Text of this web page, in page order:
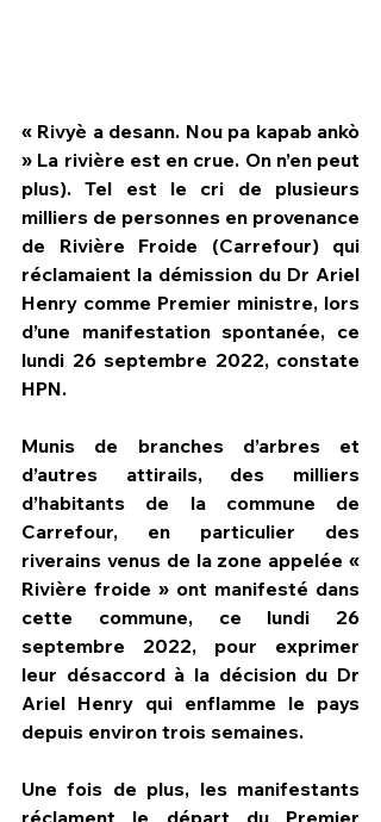
HPN Live
« Rivyè a desann. Nou pa kapab ankò
» La rivière est en crue. On n’en peut
plus). Tel est le cri de plusieurs
milliers de personnes en provenance
de Rivière Froide (Carrefour) qui
réclamaient la démission du Dr Ariel
Henry comme Premier ministre, lors
d’une manifestation spontanée, ce
lundi 26 septembre 2022, constate
HPN.
Munis de branches d’arbres et
d’autres attirails, des milliers
d’habitants de la commune de
Carrefour, en particulier des
riverains venus de la zone appelée «
Rivière froide » ont manifesté dans
cette commune, ce lundi 26
septembre 2022, pour exprimer
leur désaccord à la décision du Dr
Ariel Henry qui enflamme le pays
depuis environ trois semaines.
Une fois de plus, les manifestants
réclament le départ du Premier